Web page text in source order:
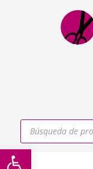
Abrir barra de
Búsqueda
productos